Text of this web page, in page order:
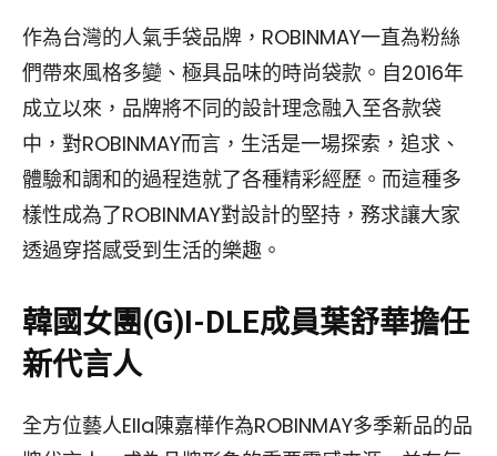
作為台灣的人氣手袋品牌，ROBINMAY一直為粉絲
們帶來風格多變、極具品味的時尚袋款。自2016年
成立以來，品牌將不同的設計理念融入至各款袋
中，對ROBINMAY而言，生活是一場探索，追求、
體驗和調和的過程造就了各種精彩經歷。而這種多
樣性成為了ROBINMAY對設計的堅持，務求讓大家
透過穿搭感受到生活的樂趣。
韓國女團(G)I-DLE成員葉舒華擔任
新代言人
全方位藝人Ella陳嘉樺作為ROBINMAY多季新品的品